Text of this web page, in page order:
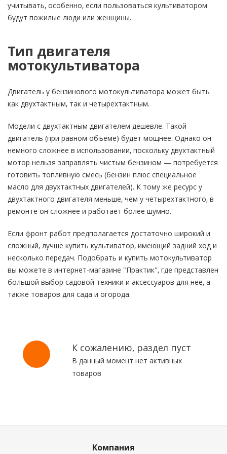
учитывать, особенно, если пользоваться культиватором
будут пожилые люди или женщины.
Тип двигателя
мотокультиватора
Двигатель у бензинового мотокультиватора может быть
как двухтактным, так и четырехтактным.
Модели с двухтактным двигателем дешевле. Такой
двигатель (при равном объеме) будет мощнее. Однако он
немного сложнее в использовании, поскольку двухтактный
мотор нельзя заправлять чистым бензином — потребуется
готовить топливную смесь (бензин плюс специальное
масло для двухтактных двигателей). К тому же ресурс у
двухтактного двигателя меньше, чем у четырехтактного, в
ремонте он сложнее и работает более шумно.
Если фронт работ предполагается достаточно широкий и
сложный, лучше купить культиватор, имеющий задний ход и
несколько передач. Подобрать и купить мотокультиватор
вы можете в интернет-магазине "Практик", где представлен
большой выбор садовой техники и аксессуаров для нее, а
также товаров для сада и огорода.
К сожалению, раздел пуст
В данный момент нет активных
товаров
Компания